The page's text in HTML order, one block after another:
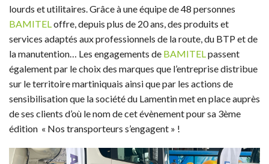
lourds et utilitaires. Grâce à une équipe de 48 personnes
BAMITELoffre, depuis plus de 20 ans, des produits et
services adaptés aux professionnels de la route, du BTP et de
la manutention… Les engagements de BAMITELpassent
également par le choix des marques que l’entreprise distribue
sur le territoire martiniquais ainsi que par les actions de
sensibilisation que la société du Lamentin met en place auprès
de ses clients d’où le nom de cet évènement pour sa 3ème
édition « Nos transporteurs s’engagent » !